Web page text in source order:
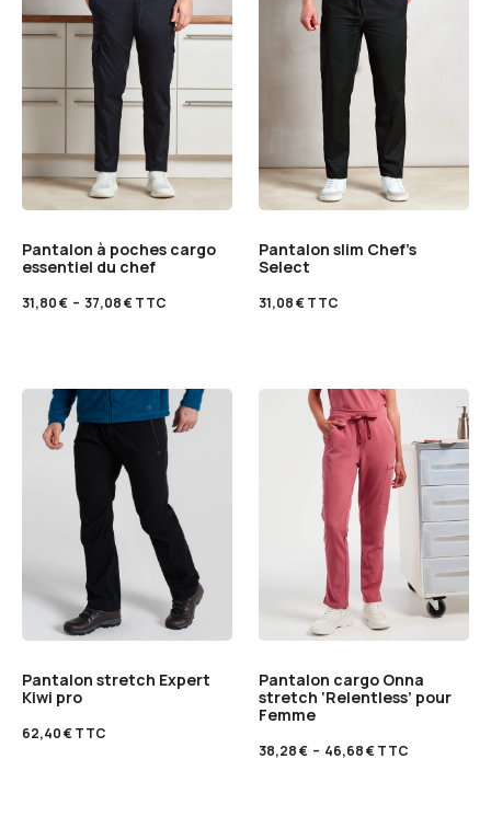
Pantalon à poches cargo
essentiel du chef
31,80€ – 37,08€TTC
Pantalon slim Chef’s
Select
31,08€TTC
Pantalon stretch Expert
Kiwi pro
62,40€TTC
Pantalon cargo Onna
stretch ‘Relentless’ pour
Femme
38,28€ – 46,68€TTC